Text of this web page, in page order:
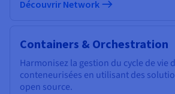
Découvrir Network
Containers & Orchestration
Harmonisez la gestion du cycle de vie
conteneurisées en utilisant des
open source.